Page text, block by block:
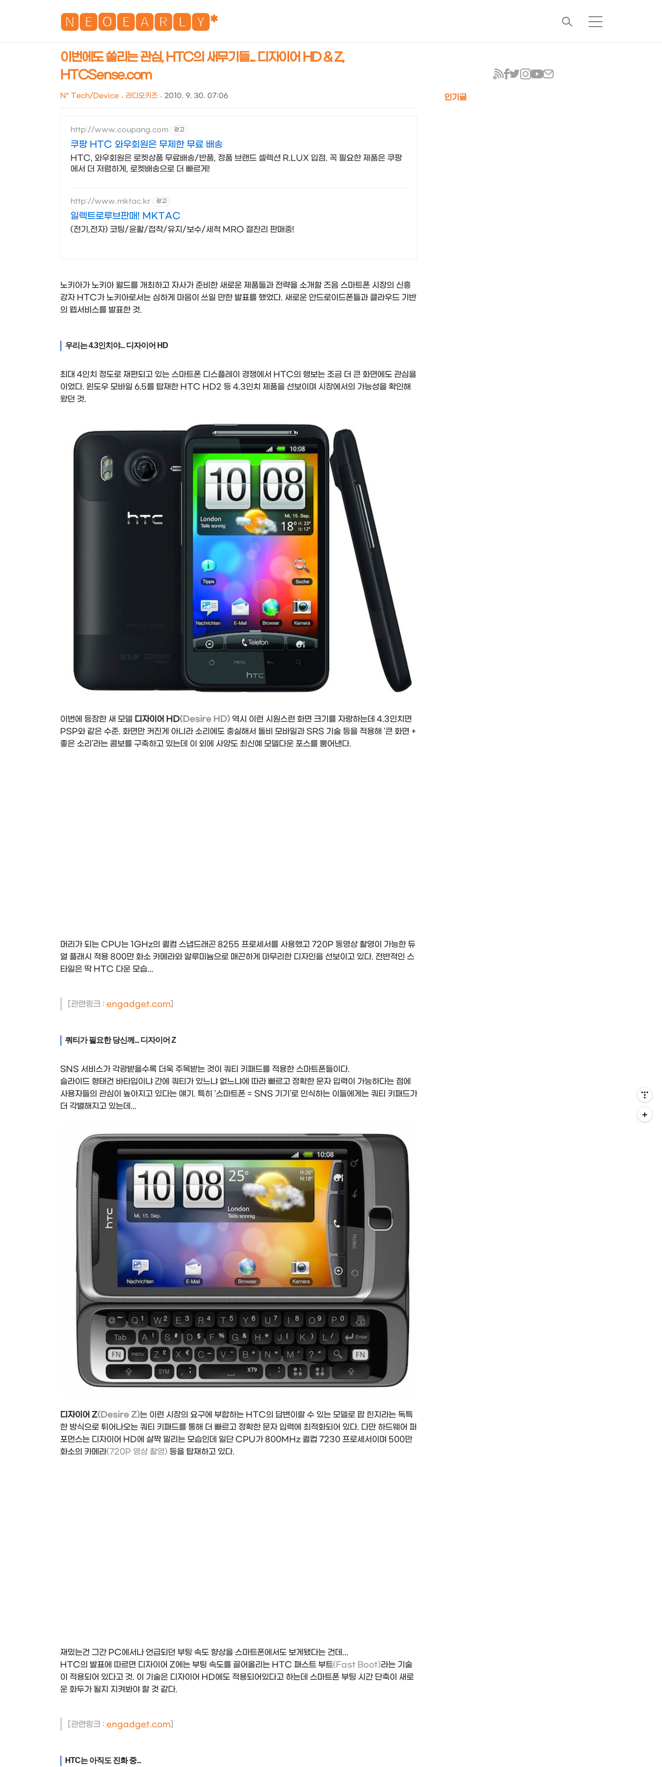
🅽🅴🅾🅴🅰🆁🅻🆈*NEOEARLY*
검
메
이번에도 쏠리는 관심, HTC의 새무기들... 디자이어 HD & Z,
HTCSense.com
N* Tech/Device 라디오키즈 2010. 9. 30. 07:06
http://www.coupang.com 광고
쿠팡 HTC 와우회원은 무제한 무료 배송
HTC, 와우회원은 로켓상품 무료배송/반품, 정품 브랜드 셀렉션 R.LUX 입점. 꼭 필요한 제품은 쿠팡
에서 더 저렴하게, 로켓배송으로 더 빠르게!
http://www.mktac.kr 광고
일렉트로루브판매! MKTAC
(전기,전자) 코팅/윤활/접착/유지/보수/세척 MRO 절찬리 판매중!
노키아가 노키아 월드를 개최하고 자사가 준비한 새로운 제품들과 전략을 소개할 즈음 스마트폰 시장의 신흥
강자 HTC가 노키아로서는 심하게 마음이 쓰일 만한 발표를 했었다. 새로운 안드로이드폰들과 클라우드 기반
의 웹서비스를 발표한 것.
우리는 4.3인치야... 디자이어 HD
최대 4인치 정도로 재편되고 있는 스마트폰 디스플레이 경쟁에서 HTC의 행보는 조금 더 큰 화면에도 관심을
이었다. 윈도우 모바일 6.5를 탑재한 HTC HD2 등 4.3인치 제품을 선보이며 시장에서의 가능성을 확인해
왔던 것.
이번에 등장한 새 모델 디자이어 HD(Desire HD) 역시 이런 시원스런 화면 크기를 자랑하는데 4.3인치면
PSP와 같은 수준. 화면만 커진게 아니라 소리에도 충실해서 돌비 모바일과 SRS 기술 등을 적용해 '큰 화면 +
좋은 소리'라는 콤보를 구축하고 있는데 이 외에 사양도 최신예 모델다운 포스를 뿜어낸다.
머리가 되는 CPU는 1GHz의 퀄컴 스냅드래곤 8255 프로세서를 사용했고 720P 동영상 촬영이 가능한 듀
얼 플래시 적용 800만 화소 카메라와 알루미늄으로 매끈하게 마무리한 디자인을 선보이고 있다. 전반적인 스
타일은 딱 HTC 다운 모습...
[관련링크 : engadget.com]
쿼티가 필요한 당신께... 디자이어 Z
SNS 서비스가 각광받을수록 더욱 주목받는 것이 쿼티 키패드를 적용한 스마트폰들이다.
슬라이드 형태건 바타입이냐 간에 쿼티가 있느냐 없느냐에 따라 빠르고 정확한 문자 입력이 가능하다는 점에
사용자들의 관심이 높아지고 있다는 얘기. 특히 '스마트폰 = SNS 기기'로 인식하는 이들에게는 쿼티 키패드가
더 각별해지고 있는데...
디자이어 Z(Desire Z)는 이런 시장의 요구에 부합하는 HTC의 답변이랄 수 있는 모델로 팝 힌지라는 독특
한 방식으로 튀어나오는 쿼티 키패드를 통해 더 빠르고 정확한 문자 입력에 최적화되어 있다. 다만 하드웨어 퍼
포먼스는 디자이어 HD에 살짝 밀리는 모습인데 일단 CPU가 800MHz 퀄컵 7230 프로세서이며 500만
화소의 카메라(720P 영상 촬영) 등을 탑재하고 있다.
재밌는건 그간 PC에서나 언급되던 부팅 속도 향상을 스마트폰에서도 보게됐다는 건데...
HTC의 발표에 따르면 디자이어 Z에는 부팅 속도를 끌어올리는 HTC 패스트 부트(Fast Boot)라는 기술
이 적용되어 있다고 것. 이 기술은 디자이어 HD에도 적용되어있다고 하는데 스마트폰 부팅 시간 단축이 새로
운 화두가 될지 지켜봐야 할 것 같다.
[관련링크 : engadget.com]
HTC는 아직도 진화 중...
인기글